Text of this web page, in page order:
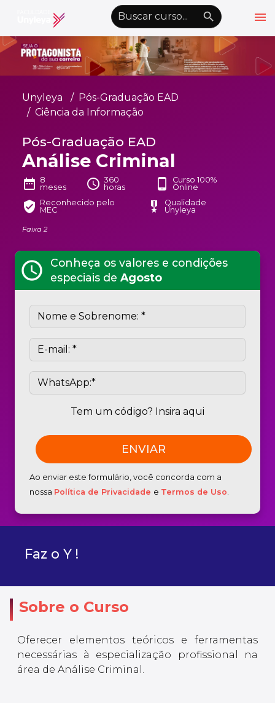
menu
emoji_objectsAlto Contraste nights_stay wb_sunny
Graduação EAD
Pós-Graduação EAD
Atualização Profissional
Conheça a Unyleyakeyboard_arrow_down
Alianças Acadêmicas
Convênioskeyboard_arrow_down
UnyVantagens
personÁrea do Aluno schoolQuero ser Aluno
Unyleya
Pós-Graduação EAD
Ciência da Informação
Pós-Graduação EAD
Análise Criminal
date_range 8
meses
schedule 360
horas
phone_android
Curso 100%
Online
verified_user Reconhecido pelo
MEC
military_tech
Qualidade
Unyleya
Faixa 2
schedule
Conheça os valores e condições
especiais de Agosto
Tem um código? Insira aqui
Ao enviar este formulário, você concorda com a
nossa Política de Privacidade e Termos de Uso.
Faz o Y !
Sobre o Curso
Oferecer elementos teóricos e ferramentas
necessárias à especialização profissional na
área de Análise Criminal.